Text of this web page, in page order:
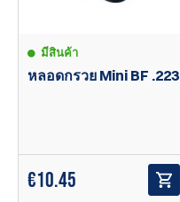
มีสินค้า
หลอดกรวย Mini BF .223
€10.45